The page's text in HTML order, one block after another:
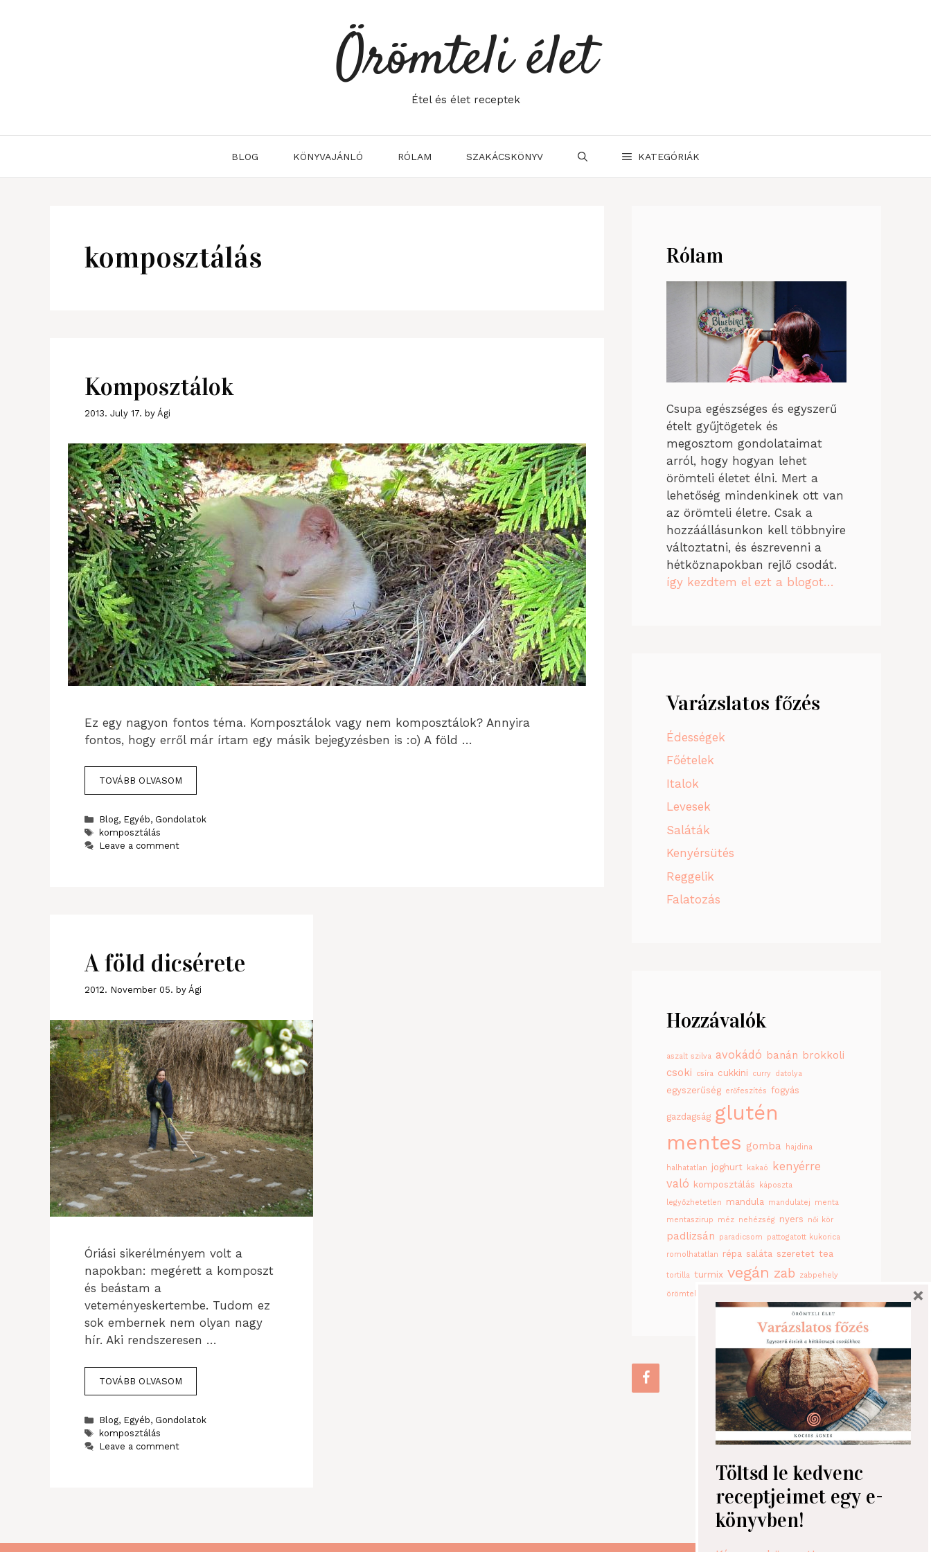
Örömteli élet
Étel és élet receptek
BLOG KÖNYVAJÁNLÓ RÓLAM SZAKÁCSKÖNYV KATEGÓRIÁK
komposztálás
Komposztálok
2013. July 17. by Ági
Ez egy nagyon fontos téma. Komposztálok vagy nem komposztálok? Annyira
fontos, hogy erről már írtam egy másik bejegyzésben is :o) A föld …
TOVÁBB OLVASOM
Categories
Blog, Egyéb, Gondolatok
Tags
komposztálás
Leave a comment
A föld dicsérete
2012. November 05. by Ági
Óriási sikerélményem volt a
napokban: megérett a komposzt
és beástam a
veteményeskertembe. Tudom ez
sok embernek nem olyan nagy
hír. Aki rendszeresen …
TOVÁBB OLVASOM
Categories
Blog, Egyéb, Gondolatok
Tags
komposztálás
Leave a comment
Rólam
Csupa egészséges és egyszerű
ételt gyűjtögetek és
megosztom gondolataimat
arról, hogy hogyan lehet
örömteli életet élni. Mert a
lehetőség mindenkinek ott van
az örömteli életre. Csak a
hozzáállásunkon kell többnyire
változtatni, és észrevenni a
hétköznapokban rejlő csodát.
így kezdtem el ezt a blogot…
Varázslatos főzés
Édességek
Főételek
Italok
Levesek
Saláták
Kenyérsütés
Reggelik
Falatozás
Hozzávalók
aszalt szilva avokádó banán brokkoli
csoki
csíra cukkini curry datolya
egyszerűség erőfeszítés fogyás
gazdagság glutén
mentes gomba hajdina
halhatatlan joghurt kakaó
kenyérre
való komposztálás
káposzta
legyőzhetetlen
mandula mandulatej
menta
mentaszirup
méz nehézség nyers női kör
padlizsán paradicsom
pattogatott kukorica
romolhatatlan
répa saláta szeretet tea
tortilla turmix vegán zab zabpehely
örömteli étel
Töltsd le kedvenc
receptjeimet egy e-
könyvben!
×